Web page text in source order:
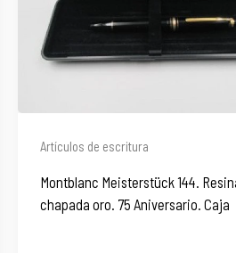
Artículos de escritura
Montblanc Meisterstück 144.
chapada oro. 75 Aniversario. Caja